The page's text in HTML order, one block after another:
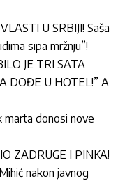
U SRBIJI! Saša
sipa mržnju”!
JE TRI SATA
DOĐE U HOTEL!” A
marta donosi nove
ZADRUGE I PINKA!
nakon javnog